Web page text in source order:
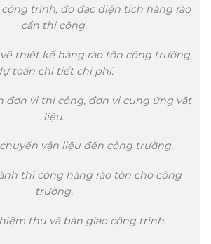
công trình, đo đạc diện tích hàng rào
cần thi công.
thiết kế hàng rào tôn công trường,
toán chi tiết chi phí.
đơn vị thi công, đơn vị cung ứng vật
liệu.
vận liệu đến công trường.
thi công hàng rào tôn cho công
trường.
thu và bàn giao công trình.